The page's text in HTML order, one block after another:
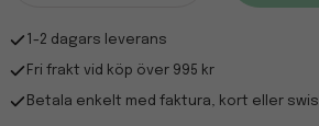
1-2 dagars leverans
Fri frakt vid köp över 995 kr
Betala enkelt med faktura, kort eller